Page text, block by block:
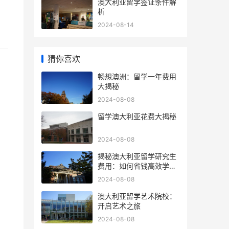
澳大利亚留学签证条件解
析
2024-08-14
猜你喜欢
畅想澳洲：留学一年费用
大揭秘
2024-08-08
留学澳大利亚花费大揭秘
2024-08-08
揭秘澳大利亚留学研究生
费用：如何省钱高效学
习？
2024-08-08
澳大利亚留学艺术院校：
开启艺术之旅
2024-08-08